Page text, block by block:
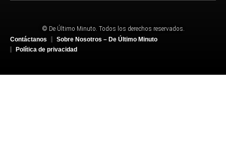
© De Último Minuto. Todos los derechos reservados.
Contáctanos
Sobre Nosotros – De Último Minuto
Política de privacidad